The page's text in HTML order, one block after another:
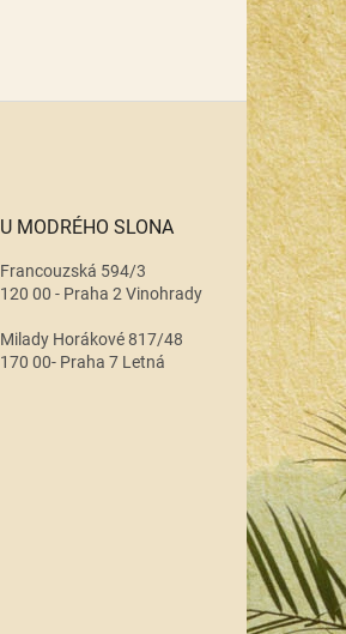
U MODRÉHO SLONA
Francouzská 594/3
120 00 - Praha 2 Vinohrady
Milady Horákové 817/48
170 00- Praha 7 Letná